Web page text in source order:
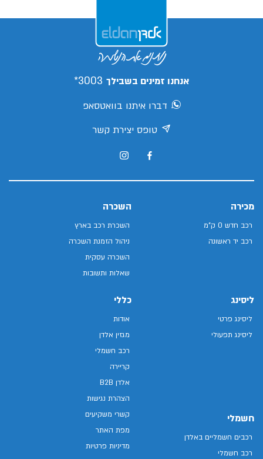
s05/search/leasing/66/1070/8/2026/ג'ילי-
ex5/search/leasing/35/379/432/2026/יונדאי-אלנטרה
אנחנו זמינים בשבילך 3003*
דברו איתנו בוואטסאפ
טופס יצירת קשר
מכירה
רכב חדש 0 ק"מ
רכב יד ראשונה
השכרה
השכרת רכב בארץ
ניהול הזמנת השכרה
השכרה עסקית
שאלות ותשובות
ליסינג
ליסינג פרטי
ליסינג תפעולי
חשמלי
רכבים חשמליים באלדן
רכב חשמלי
כללי
אודות
מגזין אלדן
רכב חשמלי
קריירה
אלדן B2B
הצהרת נגישות
קשרי משקיעים
מפת האתר
מדיניות פרטיות